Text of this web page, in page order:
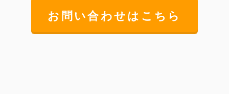
お問い合わせはこちら